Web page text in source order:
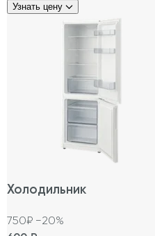
Узнать цену
Холодильник
750₽ −20%